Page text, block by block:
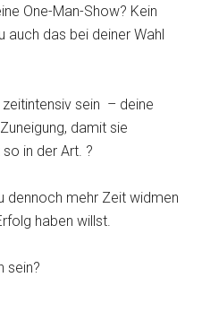
One-Man-Show? Kein
auch das bei deiner Wahl
sein – deine
damit sie
in der Art. ?
dennoch mehr Zeit widmen
haben willst.
sein?